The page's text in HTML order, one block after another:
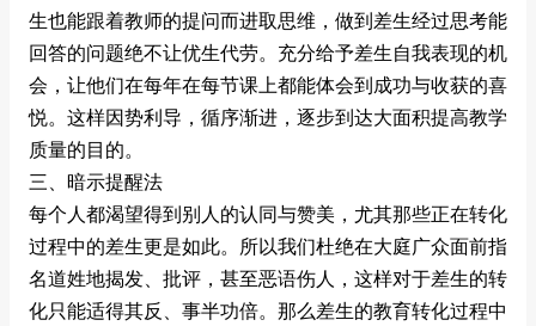
生也能跟着教师的提问而进取思维，做到差生经过思考能
回答的问题绝不让优生代劳。充分给予差生自我表现的机
会，让他们在每年在每节课上都能体会到成功与收获的喜
悦。这样因势利导，循序渐进，逐步到达大面积提高教学
质量的目的。
三、暗示提醒法
每个人都渴望得到别人的认同与赞美，尤其那些正在转化
过程中的差生更是如此。所以我们杜绝在大庭广众面前指
名道姓地揭发、批评，甚至恶语伤人，这样对于差生的转
化只能适得其反、事半功倍。那么差生的教育转化过程中